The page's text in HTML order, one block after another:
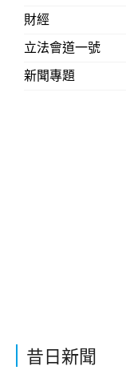
財經
立法會道一號
新聞專題
昔日新聞